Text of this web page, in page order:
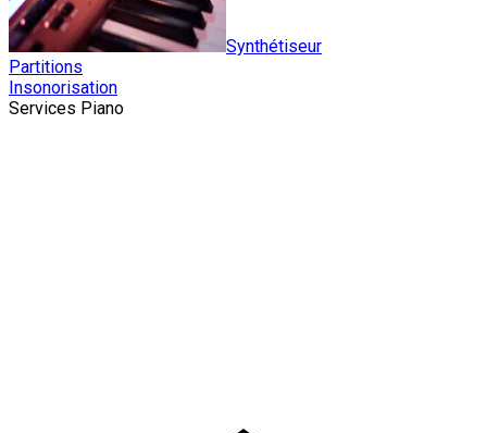
Synthétiseur
Partitions
Insonorisation
Services Piano